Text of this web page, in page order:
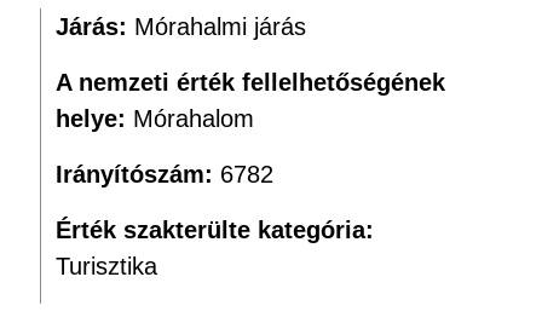
Járás: Mórahalmi járás
A nemzeti érték fellelhetőségének
helye: Mórahalom
Irányítószám: 6782
Érték szakterülte kategória:
Turisztika